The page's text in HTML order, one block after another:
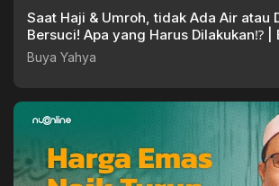
Saat Haji & Umroh, tidak Ada Air atau
Bersuci! Apa yang Harus Dilakukan⁉️ |
Buya Yahya